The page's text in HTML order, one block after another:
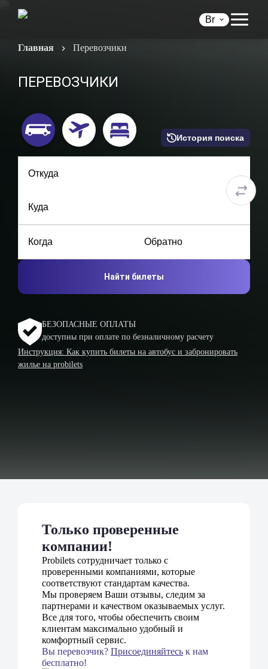
Br
Главная Перевозчики
ПЕРЕВОЗЧИКИ
История поиска
Найти билеты
БЕЗОПАСНЫЕ ОПЛАТЫ
доступны при оплате по безналичному расчету
Инструкция: Как купить билеты на автобус и забронировать
жилье на probilets
Только проверенные
компании!
Probilets сотрудничает только с
проверенными компаниями, которые
соответствуют стандартам качества.
Мы проверяем Ваши отзывы, следим за
партнерами и качеством оказываемых услуг.
Все для того, чтобы обеспечить своим
клиентам максимально удобный и
комфортный сервис.
Вы перевозчик? Присоединяйтесь к нам
бесплатно!